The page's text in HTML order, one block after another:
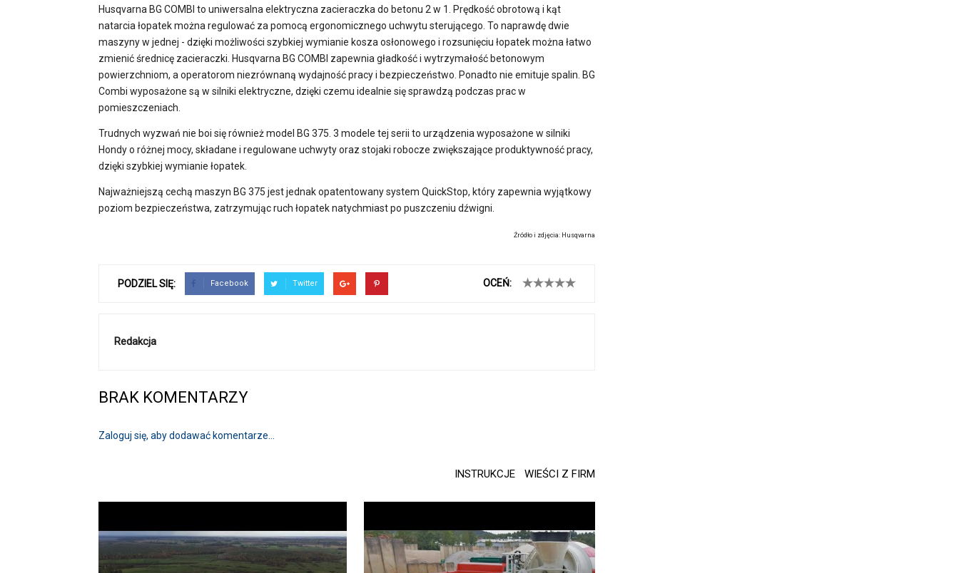
Husqvarna BG COMBI to uniwersalna elektryczna zacieraczka do betonu 2 w 1. Prędkość obrotową i kąt
natarcia łopatek można regulować za pomocą ergonomicznego uchwytu sterującego. To naprawdę dwie
maszyny w jednej - dzięki możliwości szybkiej wymianie kosza osłonowego i rozsunięciu łopatek można łatwo
zmienić średnicę zacieraczki. Husqvarna BG COMBI zapewnia gładkość i wytrzymałość betonowym
powierzchniom, a operatorom niezrównaną wydajność pracy i bezpieczeństwo. Ponadto nie emituje spalin. BG
Combi wyposażone są w silniki elektryczne, dzięki czemu idealnie się sprawdzą podczas prac w
pomieszczeniach.
Trudnych wyzwań nie boi się również model BG 375. 3 modele tej serii to urządzenia wyposażone w silniki
Hondy o różnej mocy, składane i regulowane uchwyty oraz stojaki robocze zwiększające produktywność pracy,
dzięki szybkiej wymianie łopatek.
Najważniejszą cechą maszyn BG 375 jest jednak opatentowany system QuickStop, który zapewnia wyjątkowy
poziom bezpieczeństwa, zatrzymując ruch łopatek natychmiast po puszczeniu dźwigni.
Źródło i zdjęcia: Husqvarna
PODZIEL SIĘ: Facebook Twitter OCEŃ:
Redakcja
BRAK KOMENTARZY
Zaloguj się, aby dodawać komentarze...
INSTRUKCJE WIEŚCI Z FIRM